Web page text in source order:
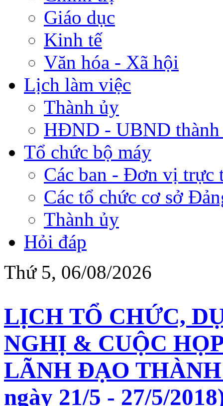
Giáo dục
Kinh tế
Văn hóa - Xã hội
Lịch làm việc
Thành ủy
HĐND - UBND thành
Tổ chức bộ máy
Các ban - Đơn vị trực
Các tổ chức cơ sở
Thành ủy
Hỏi đáp
Thứ 5, 06/08/2026
LỊCH TỔ CHỨC,
NGHỊ & CUỘC
LÃNH ĐẠO
ngày 21/5 - 27/5/